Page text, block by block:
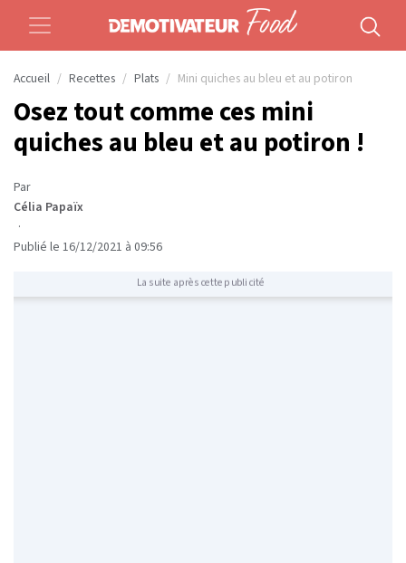
Accueil Recettes Plats Mini quiches au bleu et au potiron
Osez tout comme ces mini
quiches au bleu et au potiron !
Par
Célia Papaïx
·
Publié le 16/12/2021 à 09:56
La suite après cette publicité